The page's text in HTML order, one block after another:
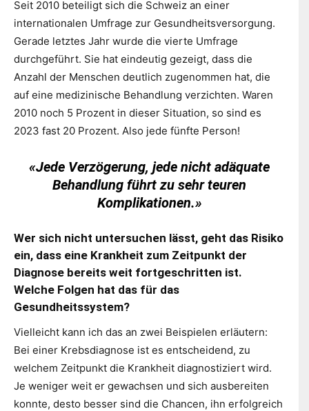
Seit 2010 beteiligt sich die Schweiz an einer
internationalen Umfrage zur Gesundheitsversorgung.
Gerade letztes Jahr wurde die vierte Umfrage
durchgeführt. Sie hat eindeutig gezeigt, dass die
Anzahl der Menschen deutlich zugenommen hat, die
auf eine medizinische Behandlung verzichten. Waren
2010 noch 5 Prozent in dieser Situation, so sind es
2023 fast 20 Prozent. Also jede fünfte Person!
«Jede Verzögerung, jede nicht adäquate
Behandlung führt zu sehr teuren
Komplikationen.»
Wer sich nicht untersuchen lässt, geht das Risiko
ein, dass eine Krankheit zum Zeitpunkt der
Diagnose bereits weit fortgeschritten ist.
Welche Folgen hat das für das
Gesundheitssystem?
Vielleicht kann ich das an zwei Beispielen erläutern:
Bei einer Krebsdiagnose ist es entscheidend, zu
welchem Zeitpunkt die Krankheit diagnostiziert wird.
Je weniger weit er gewachsen und sich ausbereiten
konnte, desto besser sind die Chancen, ihn erfolgreich